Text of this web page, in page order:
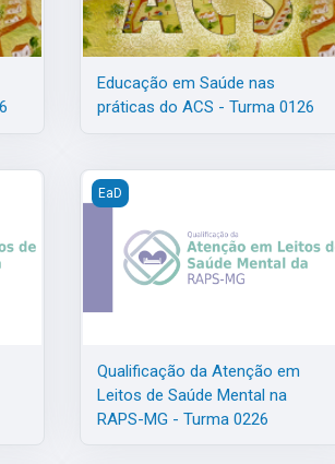
Educação em Saúde nas
práticas do ACS - Turma 0126
0426de Saúde Mental na RAPS-MG - Turma
Qualificação da Atenção em
EaD
Qualificação da Atenção em
Leitos de Saúde Mental na
RAPS-MG - Turma 0226